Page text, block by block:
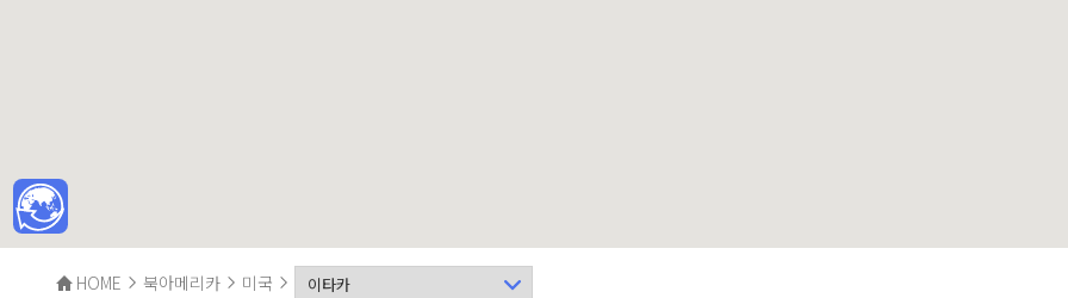
HOME 북아메리카 미국